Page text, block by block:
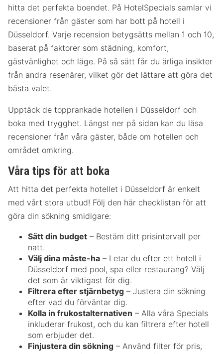
hitta det perfekta boendet. På HotelSpecials samlar vi
recensioner från gäster som har bott på hotell i
Düsseldorf. Varje recension betygsätts mellan 1 och 10,
baserat på faktorer som städning, komfort,
gästvänlighet och läge. På så sätt får du ärliga insikter
från andra resenärer, vilket gör det lättare att göra det
bästa valet.
Upptäck de topprankade hotellen i Düsseldorf och
boka med trygghet. Längst ner på sidan kan du läsa
recensioner från våra gäster, både om hotellen och
området omkring.
Våra tips för att boka
Att hitta det perfekta hotellet i Düsseldorf är enkelt
med vårt stora utbud! Följ den här checklistan för att
göra din sökning smidigare:
Sätt din budget – Bestäm ditt prisintervall per
natt.
Välj dina måste-ha – Letar du efter ett hotell i
Düsseldorf med pool, spa eller restaurang? Välj
det som är viktigast för dig.
Filtrera efter stjärnbetyg – Justera din sökning
efter vad du förväntar dig.
Kolla in frukostalternativen – Alla våra Specials
inkluderar frukost, och du kan filtrera efter hotell
som erbjuder det.
Finjustera din sökning – Använd filter för pris,